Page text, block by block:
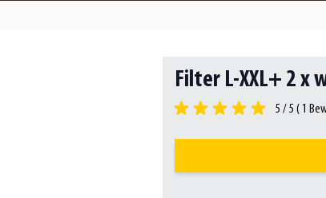
Filter L-XXL+ 2 x
5 / 5 ( 1